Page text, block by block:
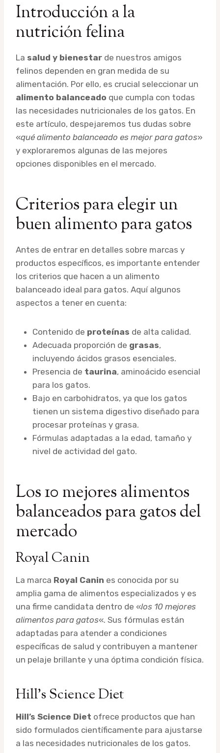
Introducción a la
nutrición felina
La salud y bienestar de nuestros amigos
felinos dependen en gran medida de su
alimentación. Por ello, es crucial seleccionar un
alimento balanceado que cumpla con todas
las necesidades nutricionales de los gatos. En
este artículo, despejaremos tus dudas sobre
«qué alimento balanceado es mejor para gatos»
y exploraremos algunas de las mejores
opciones disponibles en el mercado.
Criterios para elegir un
buen alimento para gatos
Antes de entrar en detalles sobre marcas y
productos específicos, es importante entender
los criterios que hacen a un alimento
balanceado ideal para gatos. Aquí algunos
aspectos a tener en cuenta:
Contenido de proteínas de alta calidad.
Adecuada proporción de grasas,
incluyendo ácidos grasos esenciales.
Presencia de taurina, aminoácido esencial
para los gatos.
Bajo en carbohidratos, ya que los gatos
tienen un sistema digestivo diseñado para
procesar proteínas y grasa.
Fórmulas adaptadas a la edad, tamaño y
nivel de actividad del gato.
Los 10 mejores alimentos
balanceados para gatos del
mercado
Royal Canin
La marca Royal Canin es conocida por su
amplia gama de alimentos especializados y es
una firme candidata dentro de «los 10 mejores
alimentos para gatos«. Sus fórmulas están
adaptadas para atender a condiciones
específicas de salud y contribuyen a mantener
un pelaje brillante y una óptima condición física.
Hill’s Science Diet
Hill’s Science Diet ofrece productos que han
sido formulados científicamente para ajustarse
a las necesidades nutricionales de los gatos.